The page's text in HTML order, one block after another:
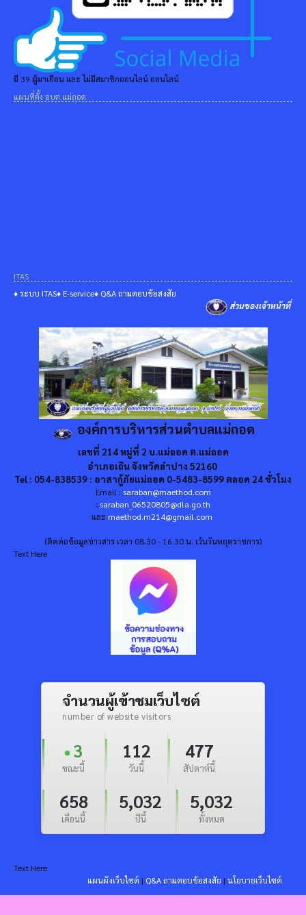
มี 39 ผู้มาเยือน และ ไม่มีสมาชิกออนไลน์ ออนไลน์
แผนที่ตั้ง อบต.แม่ถอด
ITAS
♦ ระบบ ITAS♦ E-service♦ Q&A ถามตอบข้อสงสัย
ส่วนของเจ้าหน้าที่
องค์การบริหารส่วนตำบลแม่ถอด
เลขที่ 214 หมู่ที่ 2 บ.แม่ถอด ต.แม่ถอด
อำเภอเถิน จังหวัดลำปาง 52160
Tel : 054-838539 : อาสากู้ภัยแม่ถอด 0-5483-8599 ตลอด 24 ชั่วโมง
Email : saraban@maethod.com
: saraban_06520805@dla.go.th
และ maethod.m214@gmail.com
(ติดต่อข้อมูลข่าวสาร เวลา 08.30 - 16.30 น. เว้นวันหยุดราชการ)
Text Here
จำนวนผู้เข้าชมเว็บไซต์
number of website visitors
3
ขณะนี้
112
วันนี้
477
สัปดาห์นี้
658
เดือนนี้
5,032
ปีนี้
5,032
ทั้งหมด
Text Here
แผนผังเว็บไซต์ | Q&A ถามตอบข้อสงสัย | นโยบายเว็บไซต์